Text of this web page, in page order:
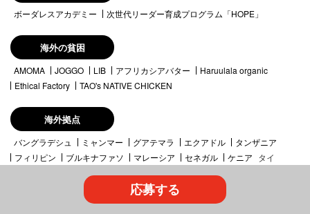
応募する
ボーダレスアカデミー 次世代リーダー育成プログラム「HOPE」
海外の貧困
AMOMA JOGGO LIB アフリカシアバター
Haruulala organic
Ethical Factory
TAO's NATIVE CHICKEN
海外拠点
バングラデシュ ミャンマー グアテマラ エクアドル
タンザニア
フィリピン
ブルキナファソ マレーシア セネガル ケニア タイ